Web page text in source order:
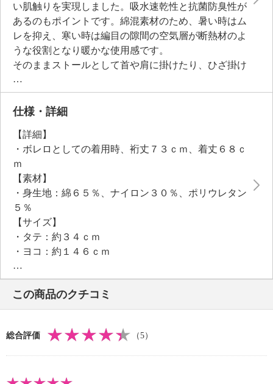
い肌触りを実現しました。吸水速乾性と抗菌防臭性が
あるのもポイントです。綿混素材のため、暑い時はム
レを抑え、寒い時は編目の隙間の空気層が断熱材のよ
うな役割となり暖かな使用感です。
そのままストールとして首や肩に掛けたり、ひざ掛け
に。両側の縫い代部分を内側になるようにひっくり返
すとボレロとして使用可能。寒さよけや日差しよけと
して使い回せ、活躍間違いなしのアイテムです。
仕様・詳細
【詳細】
・ボレロとしての着用時、裄丈７３ｃｍ、着丈６８ｃ
ｍ
【素材】
・身生地：綿６５％、ナイロン３０％、ポリウレタン
５％
【サイズ】
・タテ：約３４ｃｍ
・ヨコ：約１４６ｃｍ
【メンテナンス（絵表示ラベル）】
・洗濯機：可
・漂白処理：塩素系・酸素系漂白不可
・自然乾燥：日陰の吊り干し
・ドライクリーニング：不可
【メンテナンス（ケアラベル）】
この商品のクチコミ
総合評価 （5）